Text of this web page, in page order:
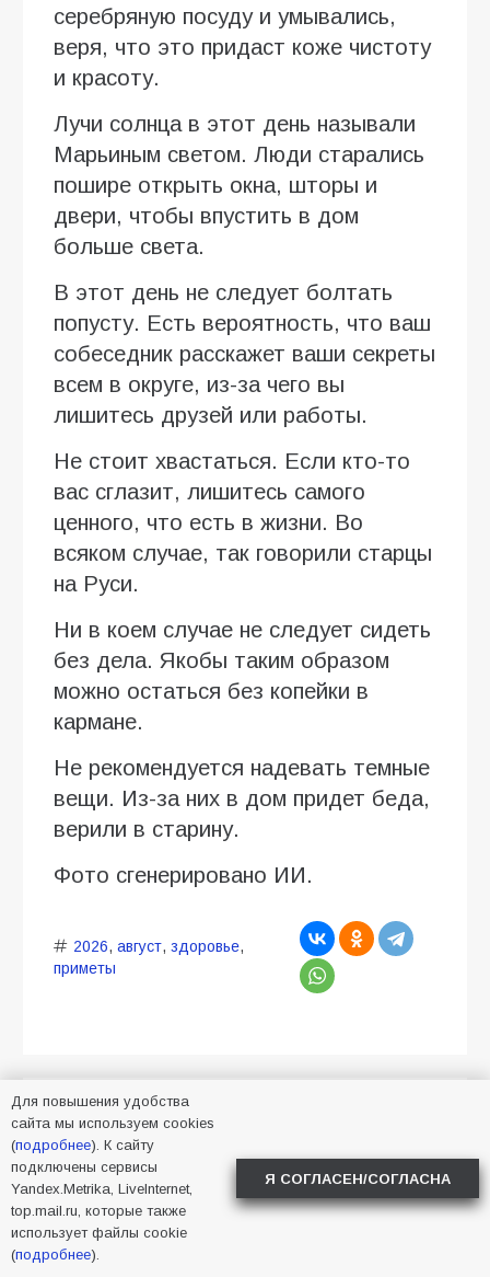
серебряную посуду и умывались,
веря, что это придаст коже чистоту
и красоту.
Лучи солнца в этот день называли
Марьиным светом. Люди старались
пошире открыть окна, шторы и
двери, чтобы впустить в дом
больше света.
В этот день не следует болтать
попусту. Есть вероятность, что ваш
собеседник расскажет ваши секреты
всем в округе, из-за чего вы
лишитесь друзей или работы.
Не стоит хвастаться. Если кто-то
вас сглазит, лишитесь самого
ценного, что есть в жизни. Во
всяком случае, так говорили старцы
на Руси.
Ни в коем случае не следует сидеть
без дела. Якобы таким образом
можно остаться без копейки в
кармане.
Не рекомендуется надевать темные
вещи. Из-за них в дом придет беда,
верили в старину.
Фото сгенерировано ИИ.
2026, август, здоровье,
приметы
«Молчи — удачу
приманишь»: почему 3
августа 2026 года нельзя
болтать и какие приметы
Для повышения удобства
сайта мы используем cookies
(подробнее). К сайту
подключены сервисы
Yandex.Metrika, LiveInternet,
top.mail.ru, которые также
использует файлы cookie
(подробнее).
Я СОГЛАСЕН/СОГЛАСНА